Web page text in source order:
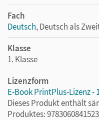
Fach
Deutsch, Deutsch als
Klasse
1. Klasse
Lizenzform
E-Book PrintPlus-Lizenz -
Dieses Produkt enthält
Produktes: 9783060841523